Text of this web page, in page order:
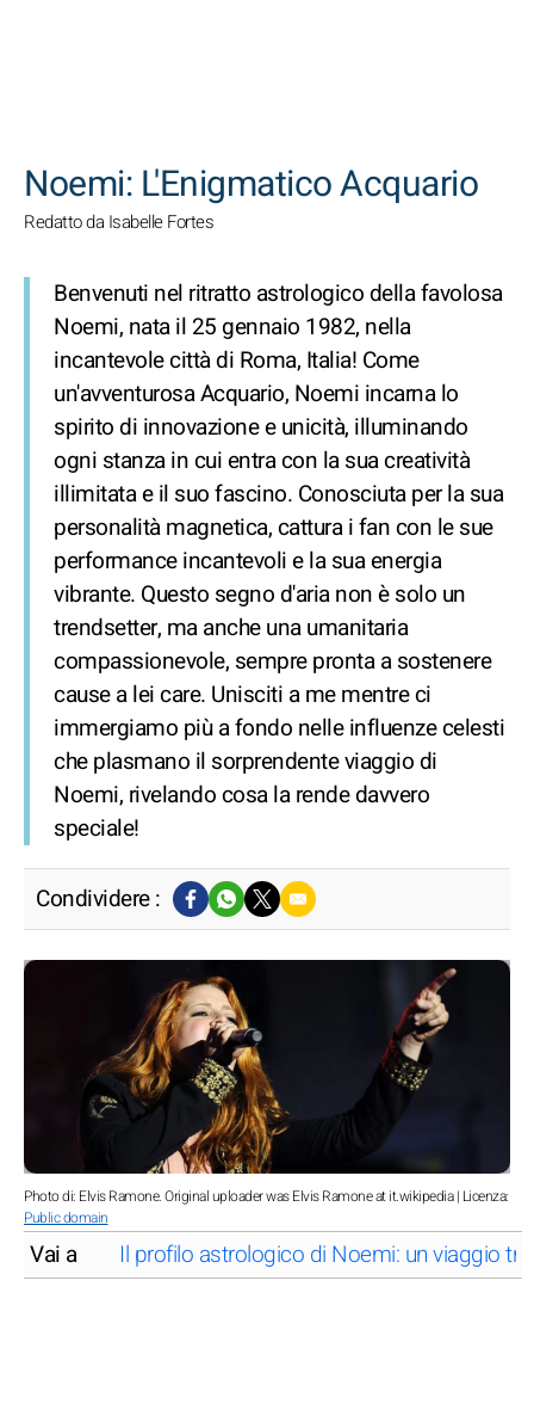
Noemi: L'Enigmatico Acquario
Redatto da Isabelle Fortes
Benvenuti nel ritratto astrologico della favolosa
Noemi, nata il 25 gennaio 1982, nella
incantevole città di Roma, Italia! Come
un'avventurosa Acquario, Noemi incarna lo
spirito di innovazione e unicità, illuminando
ogni stanza in cui entra con la sua creatività
illimitata e il suo fascino. Conosciuta per la sua
personalità magnetica, cattura i fan con le sue
performance incantevoli e la sua energia
vibrante. Questo segno d'aria non è solo un
trendsetter, ma anche una umanitaria
compassionevole, sempre pronta a sostenere
cause a lei care. Unisciti a me mentre ci
immergiamo più a fondo nelle influenze celesti
che plasmano il sorprendente viaggio di
Noemi, rivelando cosa la rende davvero
speciale!
Condividere :
Photo di: Elvis Ramone. Original uploader was Elvis Ramone at it.wikipedia | Licenza:
Public domain
Vai a Il profilo astrologico di Noemi: un viaggio